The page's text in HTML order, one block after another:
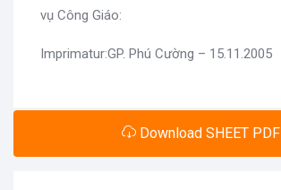
vụ Công Giáo:
Imprimatur:GP. Phú Cường – 15.11.2005
Download SHEET PDF